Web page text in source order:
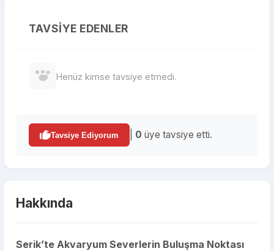
TAVSIYE EDENLER
Henüz kimse tavsiye etmedi.
Tavsiye Ediyorum 0 üye tavsiye etti.
Hakkında
Serik’te Akvaryum Severlerin Buluşma Noktası